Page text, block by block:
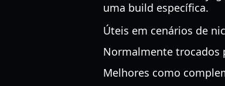
uma build específica.
Úteis em cenários de
Normalmente trocados
Melhores como